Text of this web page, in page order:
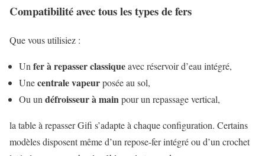
Compatibilité avec tous les types de fers
Que vous utilisiez :
Un fer à repasser classiqueavec réservoir d’eau intégré,
Unecentrale vapeurposée au sol,
Ou un défroisseur à main pour un repassage vertical,
la table à repasser Gifi s’adapte à chaque configuration. Certains
modèles disposent même d’un repose-fer intégré ou d’un crochet